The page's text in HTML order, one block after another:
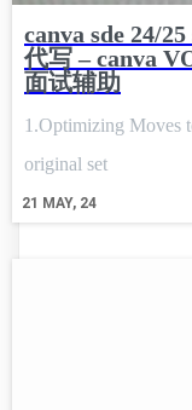
canva sde 24/
代写 – canva
面试辅助
21 MAY, 24
1.Optimizing Moves
original set